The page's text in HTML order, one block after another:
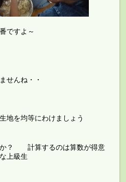
ですよ～
せんね・・
地を均等にわけましょう
か？ 計算するのは算数が得意
な上級生